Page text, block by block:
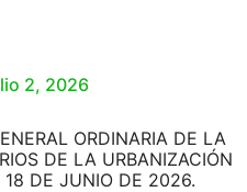
2, 2026
ORDINARIA DE LA
DE LA URBANIZACIÓN
18 DE JUNIO DE 2026.